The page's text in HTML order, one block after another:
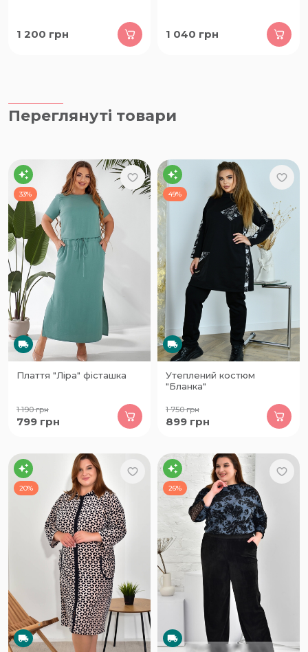
1 200 грн 1 040 грн
Переглянуті товари
33%
Плаття "Ліра" фісташка
1 190грн
799 грн
49%
Утеплений костюм
"Бланка"
1 750грн
899 грн
20% 26%